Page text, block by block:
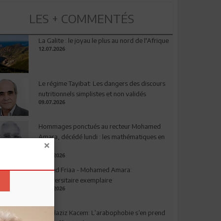
LES + COMMENTÉS
La Galite : le joyau le plus au nord de l'Afrique
12.07.2026
Le régime Tayibat: Les dangers des discours
nutritionnels simplistes et non validés
09.07.2026
Hommages ponctués au recteur Mohamed
Amara, décédé lundi : les mathématiques en
deuil
03.08.2026
Ahmed Friaa - Mohamed Amara:
l’Universitaire exemplaire
04.08.2026
Abdelaziz Kacem: L’arabophobie s’en prend